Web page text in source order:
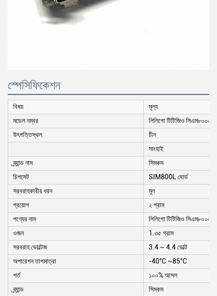
স্পেসিফিকেশন
বিষয়
মূল্য
মডেল নম্বর
লিলিগো টিটিজিও সিএম৮০০এল
উৎপত্তিস্থল
চীন
সাংহাই
ব্র্যান্ড নাম
সিমকম
চিপসেট
SIM800L বোর্ড
সরবরাহকারীর ধরন
মূল
প্রয়োগ
২ গ্রাম
পণ্যের নাম
লিলিগো টিটিজিও সিএম৮০০এল
ওজন
1.৩৫ গ্রাম
সরবরাহ ভোল্টেজ
3.4 ~ 4.4 ভোল্ট
অপারেশন তাপমাত্রা
-40°C ~85°C
শর্ত
১০০% আসল
ব্র্যান্ড
সিমকম